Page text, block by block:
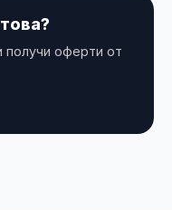
получи оферти от